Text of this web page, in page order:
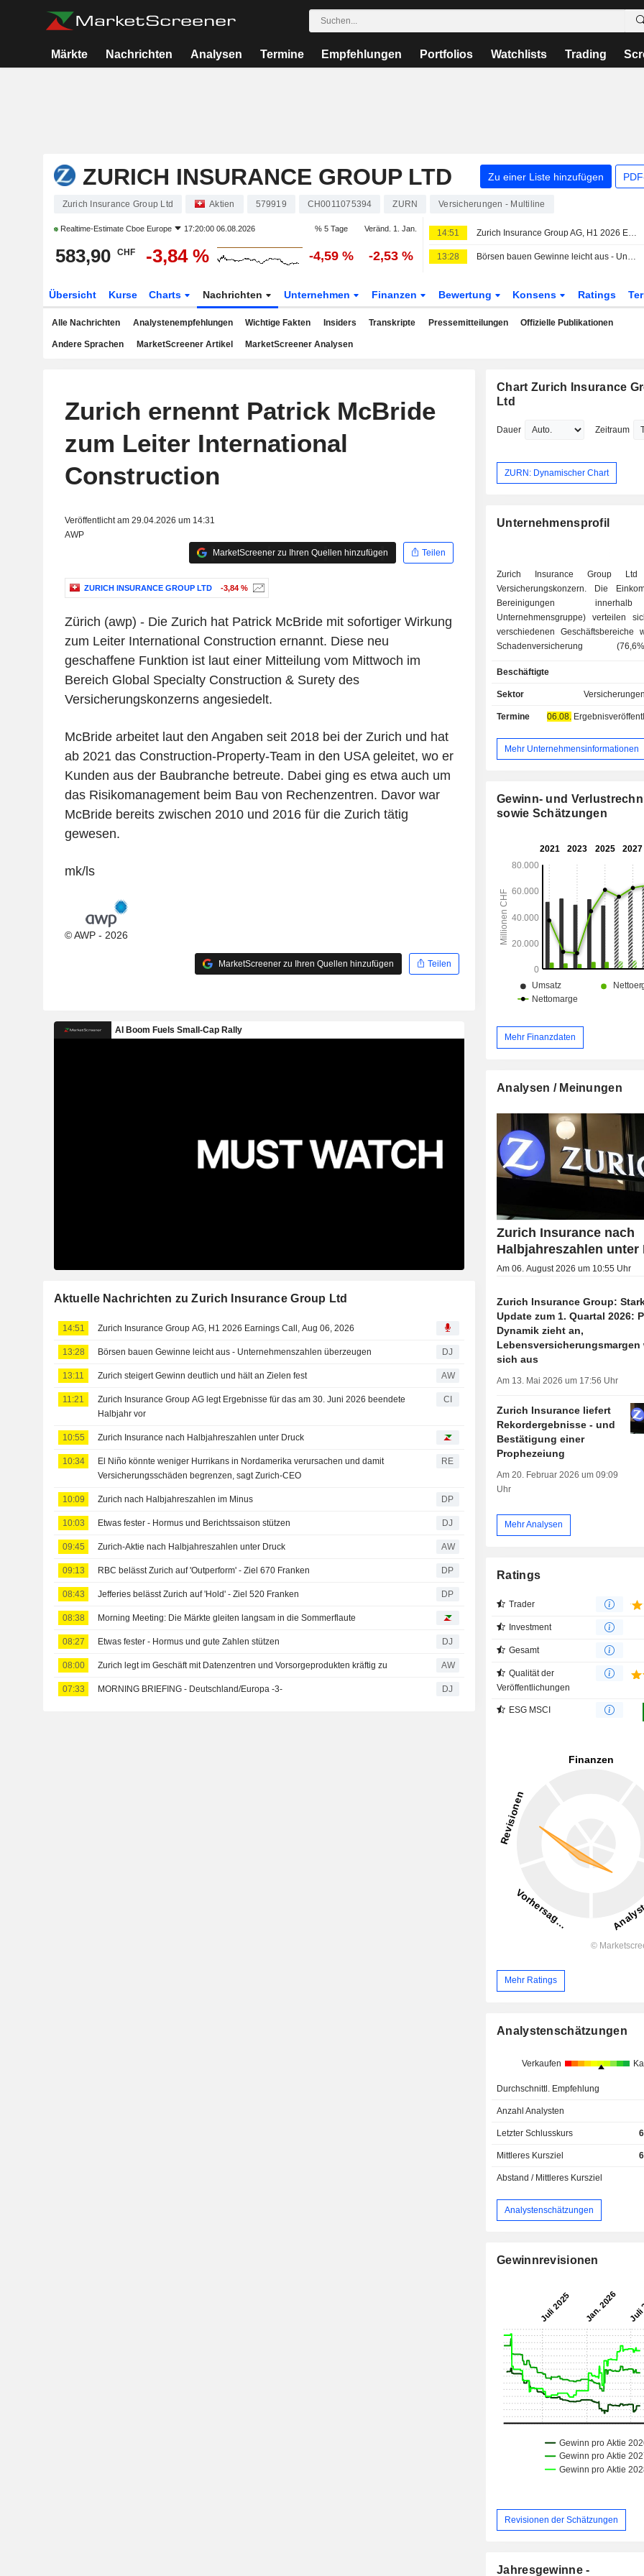
Märkte Nachrichten Analysen Termine Empfehlungen Portfolios Watchlists Trading
ZURICH INSURANCE GROUP LTD Zu einer Liste hinzufügen
Zurich Insurance Group Ltd Aktien 579919 CH0011075394 ZURN Versicherungen - Multiline
Realtime-Estimate Cboe Europe 17:20:00 06.08.2026 % 5 Tage Veränd. 1. Jan.
583,90 CHF -3,84 % -4,59 % -2,53 %
14:51 Zurich Insurance Group AG, H1 2026 Earnings Call, Aug 06, 2026
13:28 Börsen bauen Gewinne leicht aus - Unternehmenszahlen überzeugen
Übersicht Kurse Charts Nachrichten Unternehmen Finanzen Bewertung Konsens Ratings
Alle Nachrichten Analystenempfehlungen Wichtige Fakten Insiders Transkripte Pressemitteilungen Offizielle Publikationen
Andere Sprachen MarketScreener Artikel MarketScreener Analysen
Zurich ernennt Patrick McBride
zum Leiter International
Construction
Veröffentlicht am 29.04.2026 um 14:31
AWP
MarketScreener zu Ihren Quellen hinzufügen
Teilen
ZURICH INSURANCE GROUP LTD -3,84 %
Zürich (awp) - Die Zurich hat Patrick McBride mit sofortiger Wirkung
zum Leiter International Construction ernannt. Diese neu
geschaffene Funktion ist laut einer Mitteilung vom Mittwoch im
Bereich Global Specialty Construction & Surety des
Versicherungskonzerns angesiedelt.
McBride arbeitet laut den Angaben seit 2018 bei der Zurich und hat
ab 2021 das Construction-Property-Team in den USA geleitet, wo er
Kunden aus der Baubranche betreute. Dabei ging es etwa auch um
das Risikomanagement beim Bau von Rechenzentren. Davor war
McBride bereits zwischen 2010 und 2016 für die Zurich tätig
gewesen.
mk/ls
© AWP - 2026
MarketScreener zu Ihren Quellen hinzufügen Teilen
Aktuelle Nachrichten zu Zurich Insurance Group Ltd
14:51 Zurich Insurance Group AG, H1 2026 Earnings Call, Aug 06, 2026
13:28 Börsen bauen Gewinne leicht aus - Unternehmenszahlen überzeugen DJ
13:11 Zurich steigert Gewinn deutlich und hält an Zielen fest AW
11:21
Zurich Insurance Group AG legt Ergebnisse für das am 30. Juni 2026 beendete
Halbjahr vor
CI
10:55 Zurich Insurance nach Halbjahreszahlen unter Druck
10:34
El Niño könnte weniger Hurrikans in Nordamerika verursachen und damit
Versicherungsschäden begrenzen, sagt Zurich-CEO
RE
10:09 Zurich nach Halbjahreszahlen im Minus DP
10:03 Etwas fester - Hormus und Berichtssaison stützen DJ
09:45 Zurich-Aktie nach Halbjahreszahlen unter Druck AW
09:13 RBC belässt Zurich auf 'Outperform' - Ziel 670 Franken DP
08:43 Jefferies belässt Zurich auf 'Hold' - Ziel 520 Franken DP
08:38 Morning Meeting: Die Märkte gleiten langsam in die Sommerflaute
08:27 Etwas fester - Hormus und gute Zahlen stützen DJ
08:00 Zurich legt im Geschäft mit Datenzentren und Vorsorgeprodukten kräftig zu AW
07:33 MORNING BRIEFING - Deutschland/Europa -3- DJ
Chart Zurich Insurance
Ltd
Dauer Zeitraum
ZURN: Dynamischer Chart
Unternehmensprofil
Zurich Insurance Group
Versicherungskonzern. Die
Bereinigungen
Unternehmensgruppe) verteilen
verschiedenen Geschäftsbereiche
Schadenversicherung
vor allem Netzwerk-, Investment-
(Zurich Capital Markets),
Der restliche Einkommen (3,6%)
(Risikoauswahl, Verwaltung und
von Verträgen, Prämien-
Beschäftigte
Sektor
Termine 06.08.
Mehr Unternehmensinformationen
Gewinn- und
sowie Schätzungen
Mehr Finanzdaten
Analysen / Meinungen
Zurich Insurance nach
Halbjahreszahlen unter
Am 06. August 2026 um 10:55 Uhr
Zurich Insurance Group:
Update zum 1. Quartal 2026:
Dynamik zieht an,
Lebensversicherungsmargen
sich aus
Am 13. Mai 2026 um 17:56 Uhr
Zurich Insurance liefert
Rekordergebnisse - und
Bestätigung einer
Prophezeiung
Am 20. Februar 2026 um 09:09
Uhr
Mehr Analysen
Ratings
Trader
Investment
Gesamt
Qualität der
Veröffentlichungen
ESG MSCI
Mehr Ratings
Analystenschätzungen
Verkaufen
Durchschnittl. Empfehlung
Anzahl Analysten
Letzter Schlusskurs
Mittleres Kursziel
Abstand / Mittleres Kursziel
Analystenschätzungen
Gewinnrevisionen
Revisionen der Schätzungen
Jahresgewinne -